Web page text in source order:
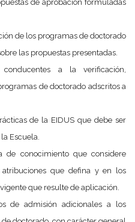
de aprobación formuladas
de los programas de doctorado
las propuestas presentadas.
a la verificación,
de doctorado adscritos a
de la EIDUS que debe ser
Escuela.
de conocimiento que considere
que defina y en los
que resulte de aplicación.
de admisión adicionales a los